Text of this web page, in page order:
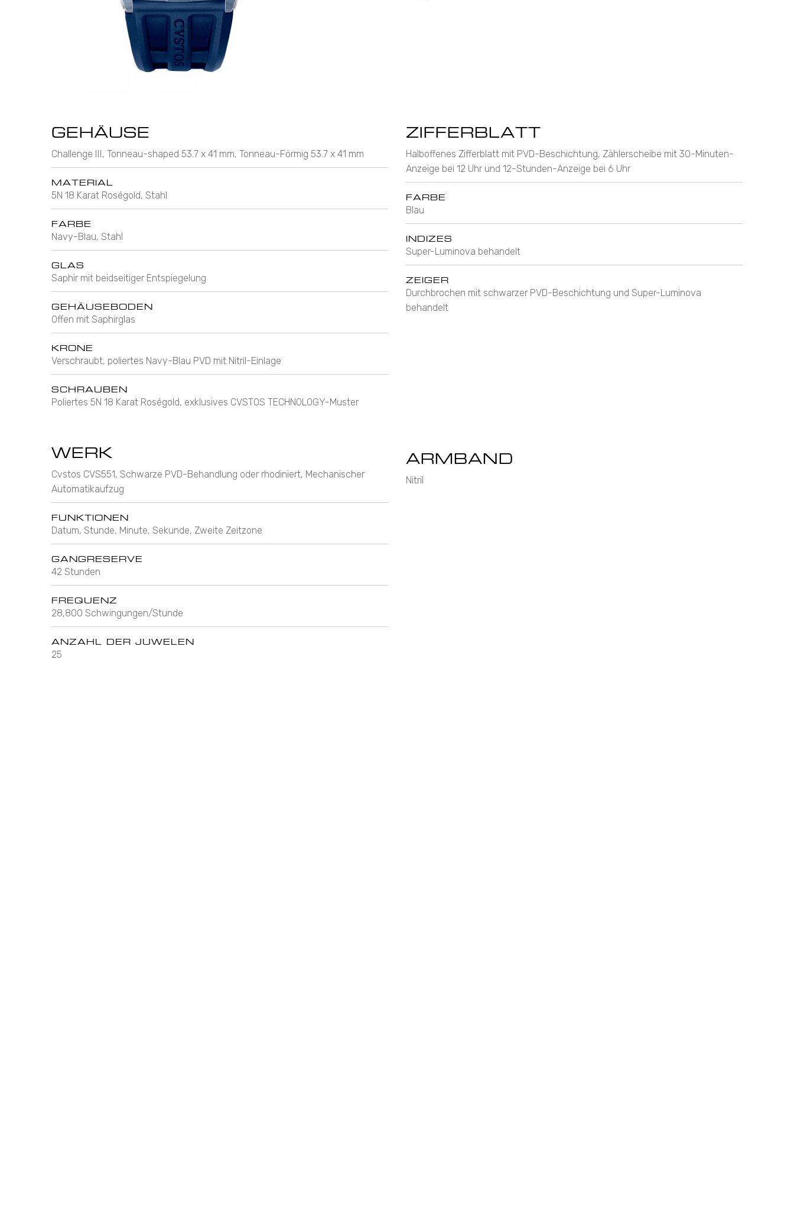
GEHÄUSE
Challenge III, Tonneau-shaped 53.7 x 41 mm, Tonneau-Förmig 53.7 x 41 mm
MATERIAL
5N 18 Karat Roségold, Stahl
FARBE
Navy-Blau, Stahl
GLAS
Saphir mit beidseitiger Entspiegelung
GEHÄUSEBODEN
Offen mit Saphirglas
KRONE
Verschraubt, poliertes Navy-Blau PVD mit Nitril-Einlage
SCHRAUBEN
Poliertes 5N 18 Karat Roségold, exklusives CVSTOS TECHNOLOGY-Muster
ZIFFERBLATT
Halboffenes Zifferblatt mit PVD-Beschichtung, Zählerscheibe mit 30-Minuten-
Anzeige bei 12 Uhr und 12-Stunden-Anzeige bei 6 Uhr
FARBE
Blau
INDIZES
Super-Luminova behandelt
ZEIGER
Durchbrochen mit schwarzer PVD-Beschichtung und Super-Luminova
behandelt
WERK
Cvstos CVS551, Schwarze PVD-Behandlung oder rhodiniert, Mechanischer
Automatikaufzug
FUNKTIONEN
Datum, Stunde, Minute, Sekunde, Zweite Zeitzone
GANGRESERVE
42 Stunden
FREQUENZ
28,800 Schwingungen/Stunde
ANZAHL DER JUWELEN
25
ARMBAND
Nitril